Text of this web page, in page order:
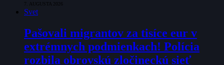
7. AUGUSTA 2026
Svet
Pašovali migrantov za tisíce eur v
extrémnych podmienkach! Polícia
rozbila obrovskú zločineckú sieť